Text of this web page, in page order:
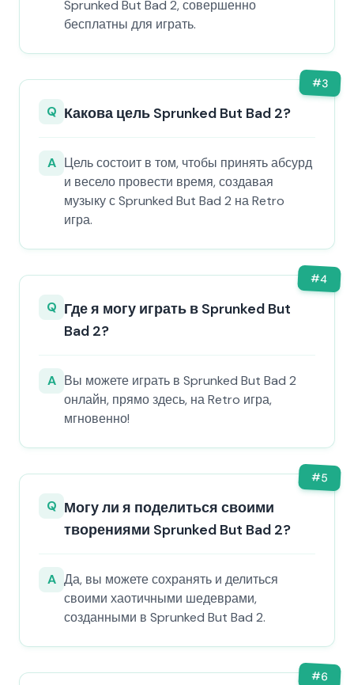
Sprunked But Bad 2, совершенно
бесплатны для играть.
#3
Q Какова цель Sprunked But Bad 2?
A Цель состоит в том, чтобы принять абсурд
и весело провести время, создавая
музыку с Sprunked But Bad 2 на Retro
игра.
#4
Q Где я могу играть в Sprunked But
Bad 2?
A Вы можете играть в Sprunked But Bad 2
онлайн, прямо здесь, на Retro игра,
мгновенно!
#5
Q Могу ли я поделиться своими
творениями Sprunked But Bad 2?
A Да, вы можете сохранять и делиться
своими хаотичными шедеврами,
созданными в Sprunked But Bad 2.
#6